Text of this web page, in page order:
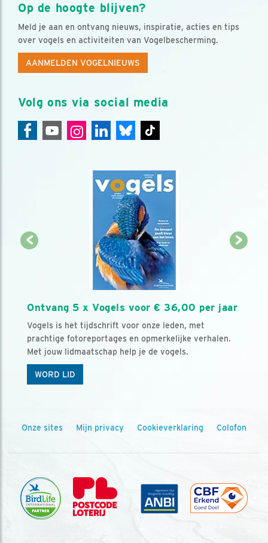
Op de hoogte blijven?
Meld je aan en ontvang nieuws, inspiratie, acties en tips
over vogels en activiteiten van Vogelbescherming.
AANMELDEN VOGELNIEUWS
Volg ons via social media
Ontvang 5 x Vogels voor € 36,00 per jaar
Vogels is het tijdschrift voor onze leden, met
prachtige fotoreportages en opmerkelijke verhalen.
Met jouw lidmaatschap help je de vogels.
WORD LID
Onze sites Mijn privacy Cookieverklaring Colofon